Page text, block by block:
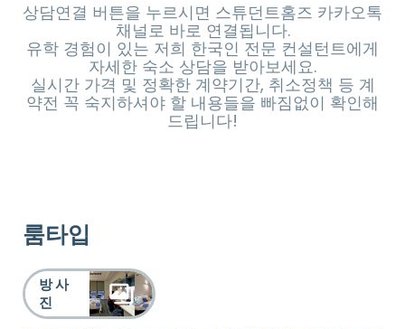
상담연결 버튼을 누르시면 스튜던트홈즈 카카오톡
채널로 바로 연결됩니다.
유학 경험이 있는 저희 한국인 전문 컨설턴트에게
자세한 숙소 상담을 받아보세요.
실시간 가격 및 정확한 계약기간, 취소정책 등 계
약전 꼭 숙지하셔야 할 내용들을 빠짐없이 확인해
드립니다!
룸타입
방 사
진